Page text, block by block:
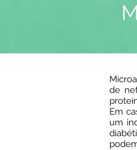
de
Em
um